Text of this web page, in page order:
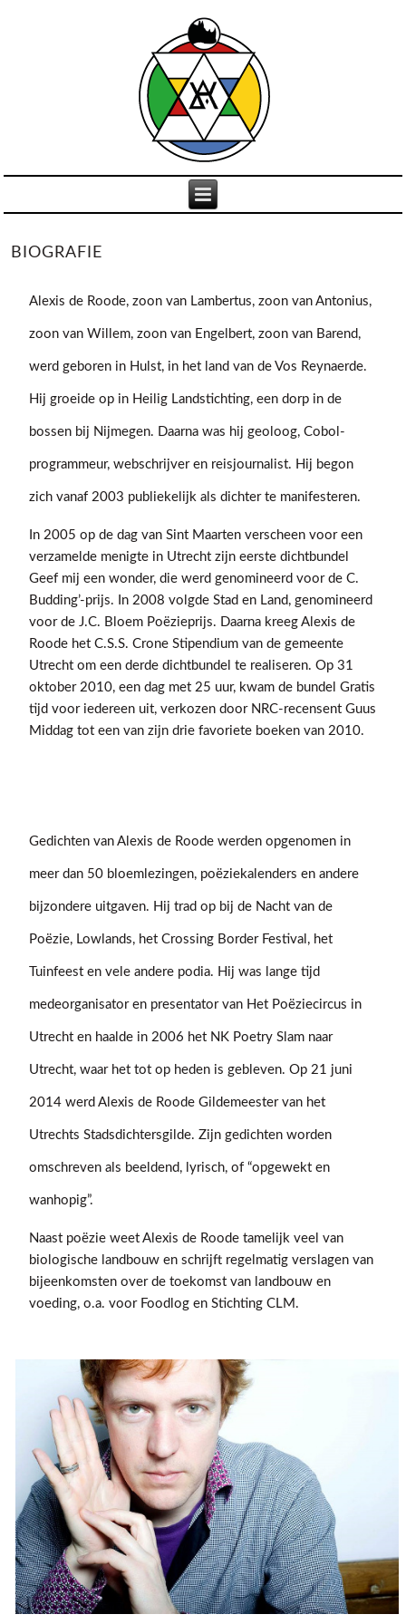
BIOGRAFIE
Alexis de Roode, zoon van Lambertus, zoon van Antonius,
zoon van Willem, zoon van Engelbert, zoon van Barend,
werd geboren in Hulst, in het land van de Vos Reynaerde.
Hij groeide op in Heilig Landstichting, een dorp in de
bossen bij Nijmegen. Daarna was hij geoloog, Cobol-
programmeur, webschrijver en reisjournalist. Hij begon
zich vanaf 2003 publiekelijk als dichter te manifesteren.
In 2005 op de dag van Sint Maarten verscheen voor een
verzamelde menigte in Utrecht zijn eerste dichtbundel
Geef mij een wonder, die werd genomineerd voor de C.
Budding’-prijs. In 2008 volgde Stad en Land, genomineerd
voor de J.C. Bloem Poëzieprijs. Daarna kreeg Alexis de
Roode het C.S.S. Crone Stipendium van de gemeente
Utrecht om een derde dichtbundel te realiseren. Op 31
oktober 2010, een dag met 25 uur, kwam de bundel Gratis
tijd voor iedereen uit, verkozen door NRC-recensent Guus
Middag tot een van zijn drie favoriete boeken van 2010.
Gedichten van Alexis de Roode werden opgenomen in
meer dan 50 bloemlezingen, poëziekalenders en andere
bijzondere uitgaven. Hij trad op bij de Nacht van de
Poëzie, Lowlands, het Crossing Border Festival, het
Tuinfeest en vele andere podia. Hij was lange tijd
medeorganisator en presentator van Het Poëziecircus in
Utrecht en haalde in 2006 het NK Poetry Slam naar
Utrecht, waar het tot op heden is gebleven. Op 21 juni
2014 werd Alexis de Roode Gildemeester van het
Utrechts Stadsdichtersgilde. Zijn gedichten worden
omschreven als beeldend, lyrisch, of “opgewekt en
wanhopig”.
Naast poëzie weet Alexis de Roode tamelijk veel van
biologische landbouw en schrijft regelmatig verslagen van
bijeenkomsten over de toekomst van landbouw en
voeding, o.a. voor Foodlog en Stichting CLM.